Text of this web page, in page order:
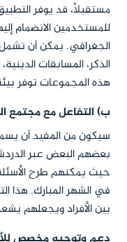
مستقبلاً، قد يوفر
للمستخدمين الانضمام
الجغرافي. يمكن أن
الذكر، المسابقات
هذه المجموعات توفر
ب) التفاعل مع مجتمع
سيكون من المفيد أن
بعضهم البعض عبر
حيث يمكنهم طرح
في الشهر المبارك. هذا
بين الأفراد ويجعلهم